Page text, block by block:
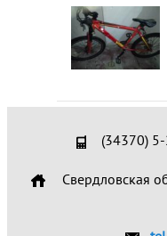
(34370)
Свердловская